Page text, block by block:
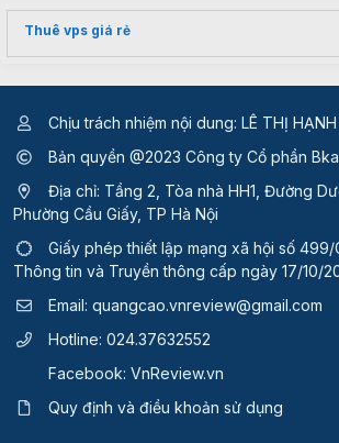
Thuê vps giá rẻ
Chịu trách nhiệm nội dung: LÊ THỊ HẠNH
Bản quyền @2023 Công ty Cổ phần
Địa chỉ: Tầng 2, Tòa nhà HH1, Đường
Phường Cầu Giấy, TP Hà Nội
Giấy phép thiết lập mạng xã hội số 499/
Thông tin và Truyền thông cấp ngày 17/10/
Email: quangcao.vnreview@gmail.com
Hotline: 024.37632552
Facebook: VnReview.vn
Quy định và điều khoản sử dụng